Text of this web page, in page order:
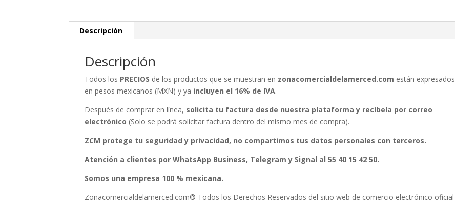
Descripción
Descripción
Todos los PRECIOS de los productos que se muestran en zonacomercialdelamerced.com están expresados
en pesos mexicanos (MXN) y ya incluyen el 16% de IVA.
Después de comprar en línea, solicita tu factura desde nuestra plataforma y recíbela por correo
electrónico (Solo se podrá solicitar factura dentro del mismo mes de compra).
ZCM protege tu seguridad y privacidad, no compartimos tus datos personales con terceros.
Atención a clientes por WhatsApp Business, Telegram y Signal al 55 40 15 42 50.
Somos una empresa 100 % mexicana.
Zonacomercialdelamerced.com® Todos los Derechos Reservados del sitio web de comercio electrónico oficial